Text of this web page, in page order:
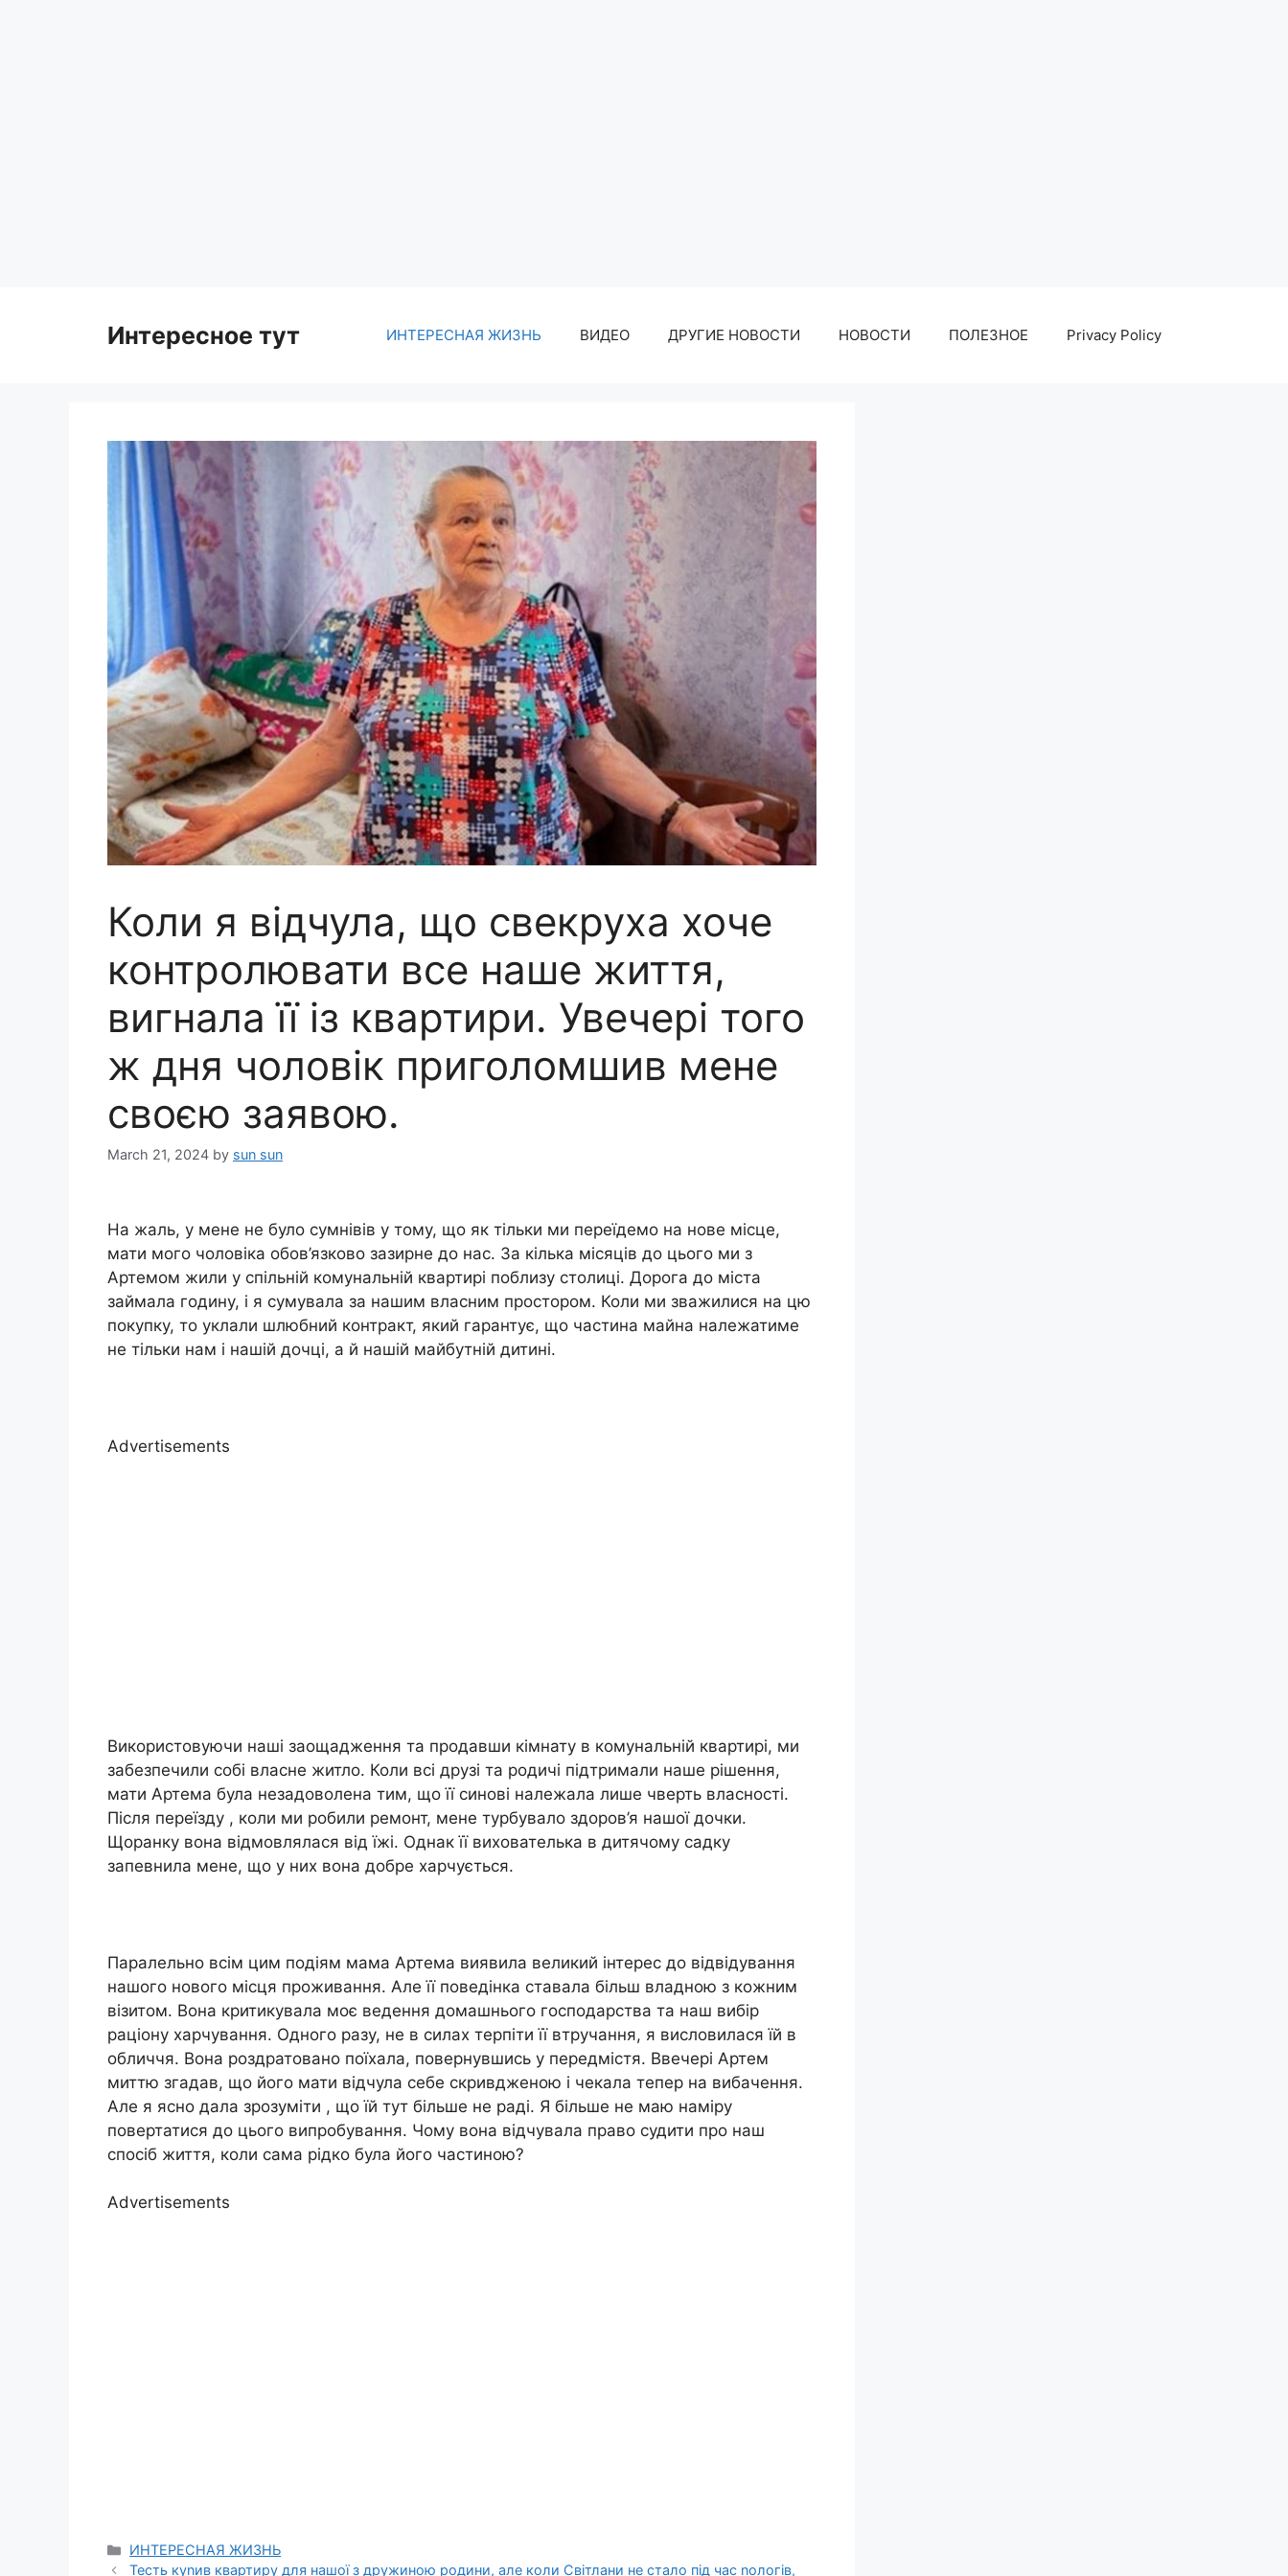
Интересное тут ИНТЕРЕСНАЯ ЖИЗНЬ ВИДЕО ДРУГИЕ НОВОСТИ НОВОСТИ ПОЛЕЗНОЕ Privacy Policy
Коли я відчула, що свекруха хоче
контролювати все наше життя,
вигнала її із квартири. Увечері того
ж дня чоловік приголомшив мене
своєю заявою.
March 21, 2024 by sun sun
На жаль, у мене не було сумнівів у тому, що як тільки ми переїдемо на нове місце,
мати мого чоловіка обов’язково зазирне до нас. За кілька місяців до цього ми з
Артемом жили у спільній комунальній квартирі поблизу столиці. Дорога до міста
займала годину, і я сумувала за нашим власним простором. Коли ми зважилися на цю
покупку, то уклали шлюбний контракт, який гарантує, що частина майна належатиме
не тільки нам і нашій дочці, а й нашій майбутній дитині.
Advertisements
Використовуючи наші заощадження та продавши кімнату в комунальній квартирі, ми
забезпечили собі власне житло. Коли всі друзі та родичі підтримали наше рішення,
мати Артема була незадоволена тим, що її синові належала лише чверть власності.
Після переїзду , коли ми робили ремонт, мене турбувало здоров’я нашої дочки.
Щоранку вона відмовлялася від їжі. Однак її вихователька в дитячому садку
запевнила мене, що у них вона добре харчується.
Паралельно всім цим подіям мама Артема виявила великий інтерес до відвідування
нашого нового місця проживання. Але її поведінка ставала більш владною з кожним
візитом. Вона критикувала моє ведення домашнього господарства та наш вибір
раціону харчування. Одного разу, не в силах терпіти її втручання, я висловилася їй в
обличчя. Вона роздратовано поїхала, повернувшись у передмістя. Ввечері Артем
миттю згадав, що його мати відчула себе скривдженою і чекала тепер на вибачення.
Але я ясно дала зрозуміти , що їй тут більше не раді. Я більше не маю наміру
повертатися до цього випробування. Чому вона відчувала право судити про наш
спосіб життя, коли сама рідко була його частиною?
Advertisements
Categories
ИНТЕРЕСНАЯ ЖИЗНЬ
Тесть куnив квартиру для нашої з дружиною родини, але коли Світлани не стало під час nологів,